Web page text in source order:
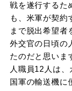
戦を遂行するた
も、米軍が契約
まで脱出希望者
外交官の日頃の
たのだと思いま
人職員12人は
国軍の輸送機に